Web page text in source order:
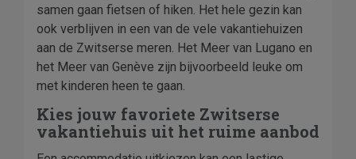
samen gaan fietsen of hiken. Het hele gezin kan
ook verblijven in een van de vele vakantiehuizen
aan de Zwitserse meren. Het Meer van Lugano en
het Meer van Genève zijn bijvoorbeeld leuke om
met kinderen heen te gaan.
Kies jouw favoriete Zwitserse
vakantiehuis uit het ruime aanbod